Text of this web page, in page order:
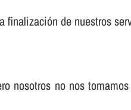
finalización de nuestros
no nos